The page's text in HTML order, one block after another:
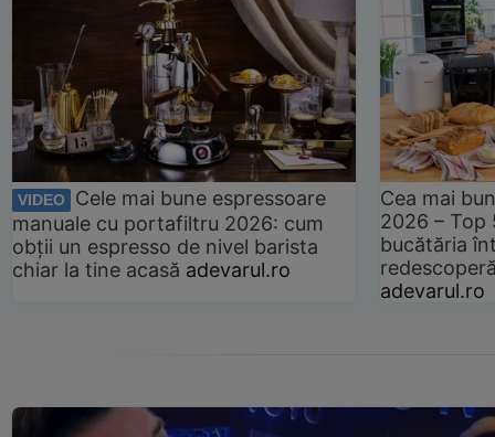
VIDEO
Cele mai bune espressoare
manuale cu portafiltru 2026: cum
obții un espresso de nivel barista
chiar la tine acasă adevarul.ro
Cea mai
2026 –
bucătăria
adevarul.ro